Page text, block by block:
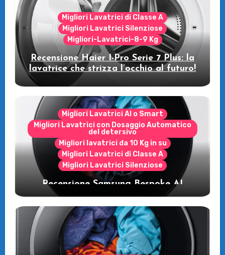
Migliori Lavatrici di Classe A
Migliori Lavatrici Silenziose
Migliori-Lavatrici-8-9 Kg
Recensione Haier I-Pro Serie 7 Plus: la
lavatrice che strizza l’occhio al futuro!
Migliori Lavatrici AI o Smart
Migliori Lavatrici con Dosaggio Automatico
del detersivo
Migliori lavatrici da 10 Kg in su
Migliori Lavatrici di Classe A
Migliori Lavatrici Silenziose
Recensione Samsung Bespoke AI
WW11DB7B94GE/U3: la lavatrice
intelligente che fa risparmiare